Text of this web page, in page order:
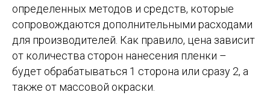
определенных методов и средств, которые
сопровождаются дополнительными расходами
для производителей. Как правило, цена зависит
от количества сторон нанесения пленки –
будет обрабатываться 1 сторона или сразу 2, а
также от массовой окраски.